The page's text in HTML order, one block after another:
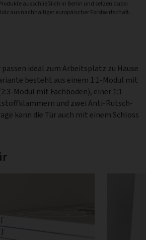
ausschließlich in Berlin und setzen dabei
aus nachhaltiger europäischer Forstwirtschaft.
ideal zum Arbeitsplatz zu Hause
besteht aus einem 1:1-Modul mit
Modul mit Fachboden), einer 1:1
und zwei Anti-Rutsch-
kann die Tür auch mit einem Schloss